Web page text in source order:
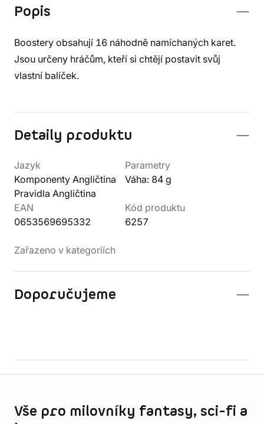
Popis
Boostery obsahují 16 náhodně namíchaných karet.
Jsou určeny hráčům, kteří si chtějí postavit svůj
vlastní balíček.
Detaily produktu
Jazyk
Komponenty Angličtina
Pravidla Angličtina
Parametry
Váha: 84 g
EAN
0653569695332
Kód produktu
6257
Zařazeno v kategoriích
Doporučujeme
Vše pro milovníky fantasy, sci-fi a